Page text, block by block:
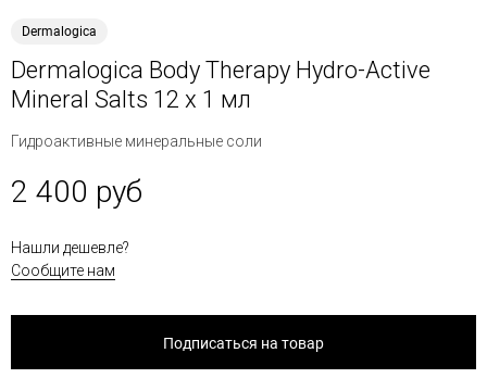
Dermalogica
Dermalogica Body Therapy Hydro-Active
Mineral Salts 12 x 1 мл
Гидроактивные минеральные соли
2 400 руб
Нашли дешевле?
Сообщите нам
Подписаться на товар